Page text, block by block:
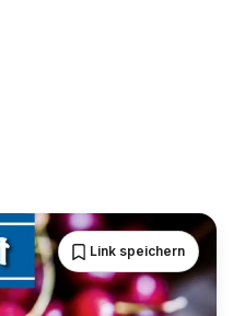
Link speichern